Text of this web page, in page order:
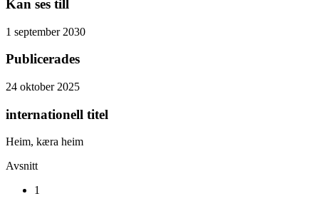
Kan ses till
1 september 2030
Publicerades
24 oktober 2025
internationell titel
Heim, kæra heim
Avsnitt
1